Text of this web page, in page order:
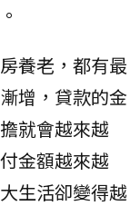
養老，都有最
增，貸款的金
就會越來越
金額越來越
生活卻變得越